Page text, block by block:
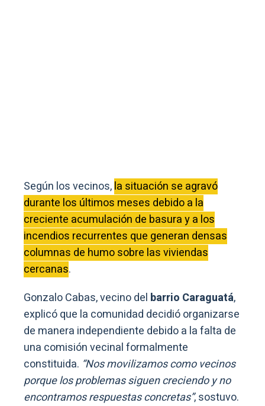
Según los vecinos,la situación se agravó
durante los últimos meses debido a la
creciente acumulación de basura y a los
incendios recurrentes que generan densas
columnas de humo sobre las viviendas
cercanas.
Gonzalo Cabas, vecino del barrio Caraguatá,
explicó que la comunidad decidió organizarse
de manera independiente debido a la falta de
una comisión vecinal formalmente
constituida. “Nos movilizamos como vecinos
porque los problemas siguen creciendo y no
encontramos respuestas concretas”, sostuvo.